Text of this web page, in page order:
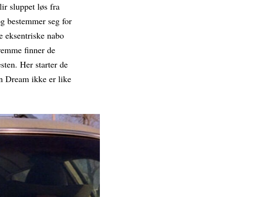
sluppet løs fra
bestemmer seg for
eksentriske nabo
finner de
Her starter de
Dream ikke er like